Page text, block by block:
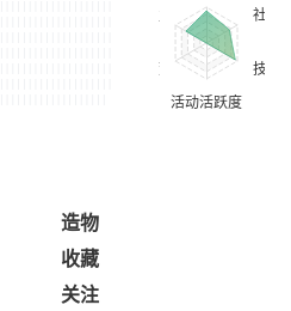
造物
收藏
关注